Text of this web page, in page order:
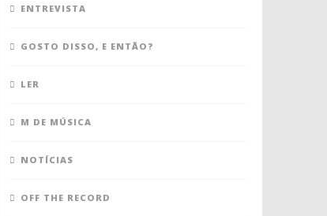
ENTREVISTA
GOSTO DISSO, E ENTÃO?
LER
M DE MÚSICA
NOTÍCIAS
OFF THE RECORD